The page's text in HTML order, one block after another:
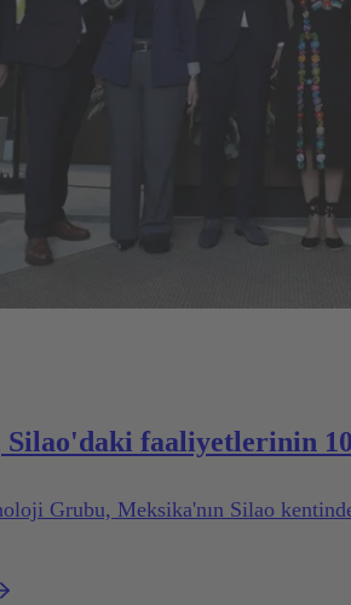
faaliyetlerinin
Grubu, Meksika'nın Silao kentinde